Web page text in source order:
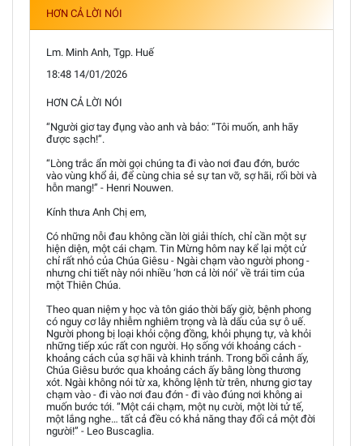
HƠN CẢ LỜI NÓI
Lm. Minh Anh, Tgp. Huế
18:48 14/01/2026
HƠN CẢ LỜI NÓI
“Người giơ tay đụng vào anh và bảo: “Tôi muốn, anh hãy
được sạch!”.
“Lòng trắc ẩn mời gọi chúng ta đi vào nơi đau đớn, bước
vào vùng khổ ải, để cùng chia sẻ sự tan vỡ, sợ hãi, rối bời và
hỗn mang!” - Henri Nouwen.
Kính thưa Anh Chị em,
Có những nỗi đau không cần lời giải thích, chỉ cần một sự
hiện diện, một cái chạm. Tin Mừng hôm nay kể lại một cử
chỉ rất nhỏ của Chúa Giêsu - Ngài chạm vào người phong -
nhưng chi tiết này nói nhiều ‘hơn cả lời nói’ về trái tim của
một Thiên Chúa.
Theo quan niệm y học và tôn giáo thời bấy giờ, bệnh phong
có nguy cơ lây nhiễm nghiêm trọng và là dấu của sự ô uế.
Người phong bị loại khỏi cộng đồng, khỏi phụng tự, và khỏi
những tiếp xúc rất con người. Họ sống với khoảng cách -
khoảng cách của sợ hãi và khinh tránh. Trong bối cảnh ấy,
Chúa Giêsu bước qua khoảng cách ấy bằng lòng thương
xót. Ngài không nói từ xa, không lệnh từ trên, nhưng giơ tay
chạm vào - đi vào nơi đau đớn - đi vào đúng nơi không ai
muốn bước tới. “Một cái chạm, một nụ cười, một lời tử tế,
một lắng nghe… tất cả đều có khả năng thay đổi cả một đời
người!” - Leo Buscaglia.